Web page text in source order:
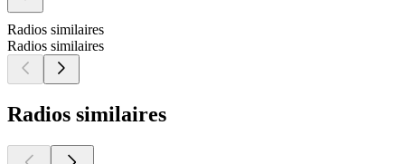
Radios similaires
Radios similaires
Radios similaires